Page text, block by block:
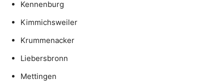
Kennenburg
Kimmichsweiler
Krummenacker
Liebersbronn
Mettingen